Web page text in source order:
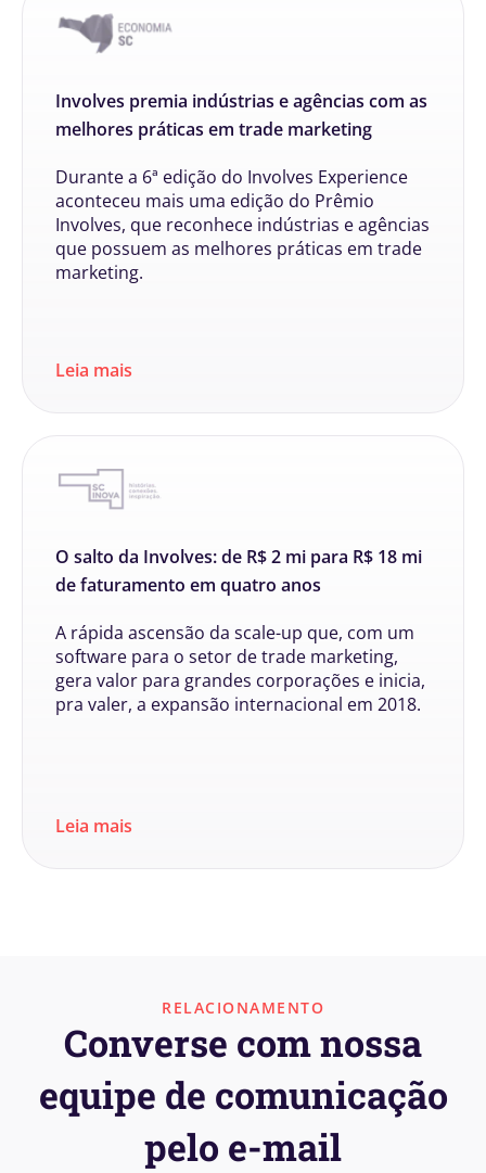
Involves premia indústrias e agências com as
melhores práticas em trade marketing
Durante a 6ª edição do Involves Experience
aconteceu mais uma edição do Prêmio
Involves, que reconhece indústrias e agências
que possuem as melhores práticas em trade
marketing.
Leia mais
O salto da Involves: de R$ 2 mi para R$ 18 mi
de faturamento em quatro anos
A rápida ascensão da scale-up que, com um
software para o setor de trade marketing,
gera valor para grandes corporações e inicia,
pra valer, a expansão internacional em 2018.
Leia mais
RELACIONAMENTO
Converse com nossa
equipe de comunicação
pelo e-mail